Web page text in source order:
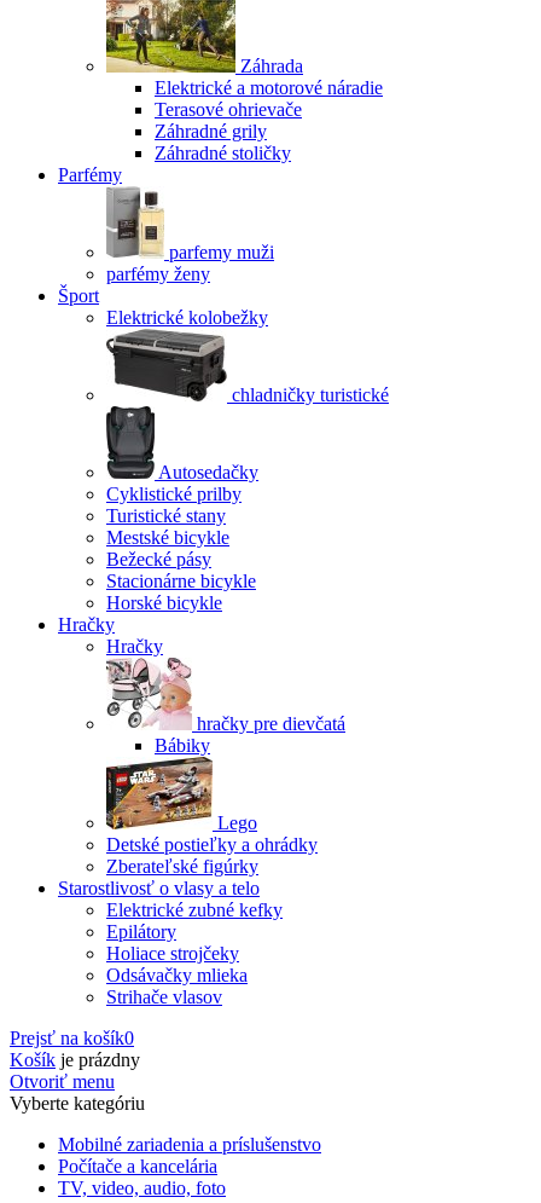
Záhrada
Elektrické a motorové náradie
Terasové ohrievače
Záhradné grily
Záhradné stoličky
Parfémy
parfemy muži
parfémy ženy
Šport
Elektrické kolobežky
chladničky turistické
Autosedačky
Cyklistické prilby
Turistické stany
Mestské bicykle
Bežecké pásy
Stacionárne bicykle
Horské bicykle
Hračky
Hračky
hračky pre dievčatá
Bábiky
Lego
Detské postieľky a ohrádky
Zberateľské figúrky
Starostlivosť o vlasy a telo
Elektrické zubné kefky
Epilátory
Holiace strojčeky
Odsávačky mlieka
Strihače vlasov
Prejsť na košík0
Košík je prázdny
Otvoriť menu
Vyberte kategóriu
Mobilné zariadenia a príslušenstvo
Počítače a kancelária
TV, video, audio, foto